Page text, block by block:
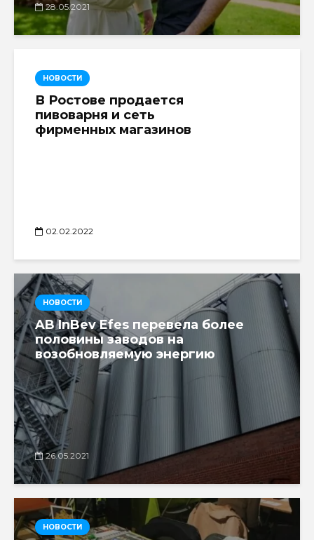
28.05.2021
НОВОСТИ
В Ростове продается
пивоварня и сеть
фирменных магазинов
02.02.2022
НОВОСТИ
AB InBev Efes перевела более
половины заводов на
возобновляемую энергию
26.05.2021
НОВОСТИ